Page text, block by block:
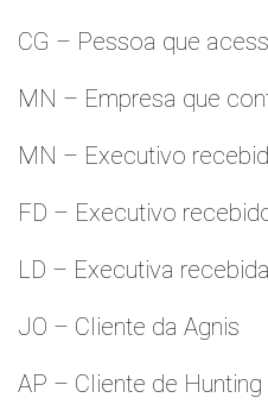
CG – Pessoa que
MN – Empresa que
MN – Executivo
FD – Executivo
LD – Executiva
JO – Cliente da Agnis
AP – Cliente de Hunting